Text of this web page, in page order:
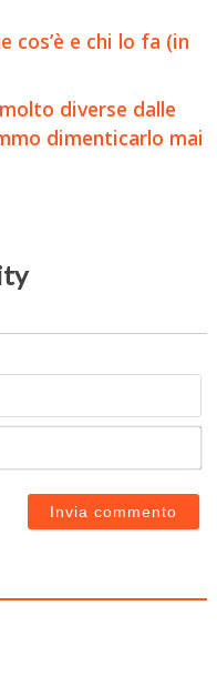
cos’è e chi lo fa (in
diverse dalle
dimenticarlo mai